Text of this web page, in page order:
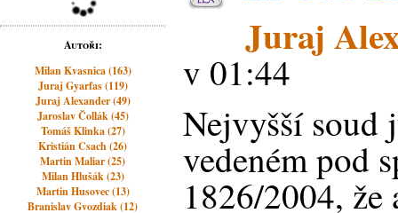
Autoři:
Milan Kvasnica (163)
Juraj Gyarfas (119)
Juraj Alexander (49)
Jaroslav Čollák (45)
Tomáš Klinka (27)
Kristián Csach (26)
Martin Maliar (25)
Milan Hlušák (23)
Martin Husovec (13)
Branislav Gvozdiak (12)
Juraj
v 01:44
Nejvyšší soud
vedeném pod
1826/2004, že